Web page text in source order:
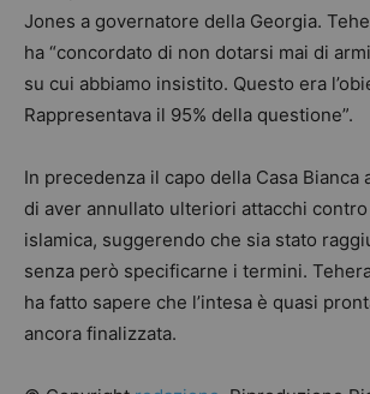
Jones a governatore della Georgia.
ha “concordato di non dotarsi mai di
su cui abbiamo insistito. Questo era
Rappresentava il 95% della questione”.
In precedenza il capo della Casa Bianca
di aver annullato ulteriori attacchi
islamica, suggerendo che sia stato
senza però specificarne i termini.
ha fatto sapere che l’intesa è quasi
ancora finalizzata.